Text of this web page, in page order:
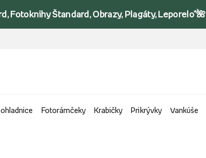
Fotoknihy Štandard, Obrazy, Plagáty, Leporelo*🌺
Fotorámčeky Krabičky Prikrývky Vankúše